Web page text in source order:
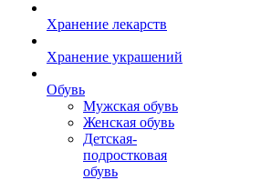
Хранение лекарств
Хранение украшений
Обувь
Мужская обувь
Женская обувь
Детская-
подростковая
обувь